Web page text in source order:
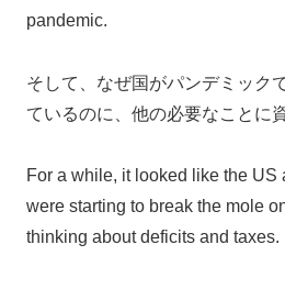
pandemic.
そして、なぜ国がパンデミック
ているのに、他の必要なことに
For a while, it looked like the US
were starting to break the mole
thinking about deficits and taxes.